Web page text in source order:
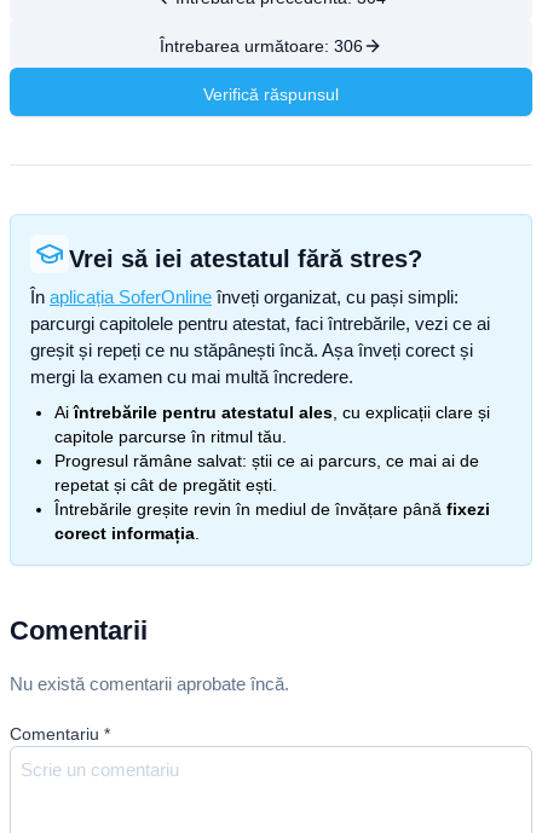
Întrebarea următoare: 306
Verifică răspunsul
Vrei să iei atestatul fără stres?
În aplicația SoferOnline înveți organizat, cu pași simpli:
parcurgi capitolele pentru atestat, faci întrebările, vezi ce ai
greșit și repeți ce nu stăpânești încă. Așa înveți corect și
mergi la examen cu mai multă încredere.
Aiîntrebările pentru atestatul ales , cu explicații clare și
capitole parcurse în ritmul tău.
Progresul rămâne salvat: știi ce ai parcurs, ce mai ai de
repetat și cât de pregătit ești.
Întrebările greșite revin în mediul de învățare până fixezi
corect informația
Comentarii
Nu există comentarii aprobate încă.
Comentariu *